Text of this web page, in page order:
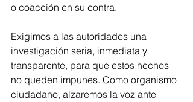
o coacción en su contra.
Exigimos a las autoridades una
investigación seria, inmediata y
transparente, para que estos hechos
no queden impunes. Como organismo
ciudadano, alzaremos la voz ante